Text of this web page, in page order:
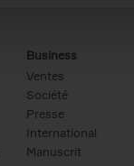
Business
Ventes
Société
Presse
International
Manuscrit